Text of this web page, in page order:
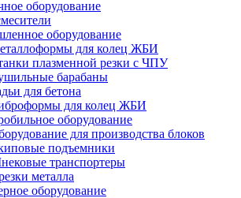
оборудование
оборудование
для колец ЖБИ
плазменной резки с ЧПУ
барабаны
для бетона
для колец ЖБИ
оборудование
для производства блоков
подъемники
транспортеры
металла
оборудование